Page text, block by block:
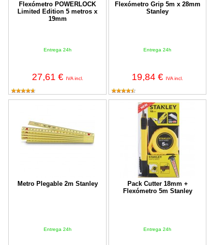
Flexómetro POWERLOCK
Limited Edition 5 metros x
19mm
Entrega 24h
27,61 € IVA incl.
Flexómetro Grip 5m x 28mm
Stanley
Entrega 24h
19,84 € IVA incl.
Metro Plegable 2m Stanley
Entrega 24h
Pack Cutter 18mm +
Flexómetro 5m Stanley
Entrega 24h
Pack Cutter 18mm + Flexómetro